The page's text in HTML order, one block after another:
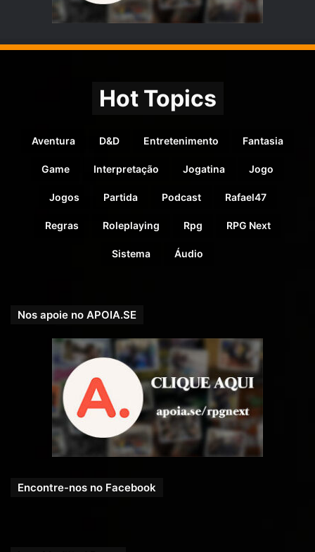
Hot Topics
Aventura D&D Entretenimento Fantasia
Game Interpretação Jogatina Jogo
Jogos Partida Podcast Rafael47
Regras Roleplaying Rpg RPG Next
Sistema Áudio
Nos apoie no APOIA.SE
Encontre-nos no Facebook